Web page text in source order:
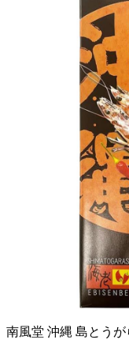
南風堂 沖縄 島とうが